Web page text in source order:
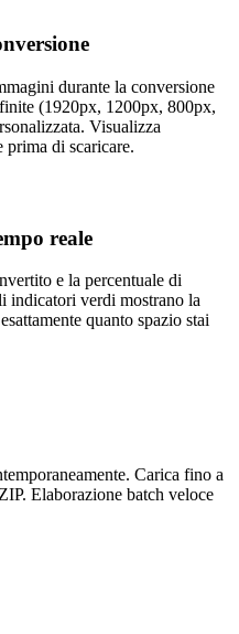
durante la conversione
(1920px, 1200px, 800px,
Visualizza
di scaricare.
reale
e la percentuale di
indicatori verdi mostrano la
quanto spazio stai
Carica fino a
Elaborazione batch veloce